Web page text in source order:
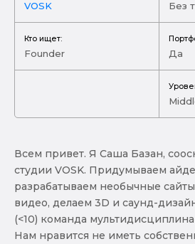
VOSK Без
Кто ищет:
Founder Да
Всем привет. Я Саша Базан,
студии VOSK. Придумываем
разрабатываем необычные
видео, делаем 3D и саунд-
(<10) команда
Нам нравится не иметь